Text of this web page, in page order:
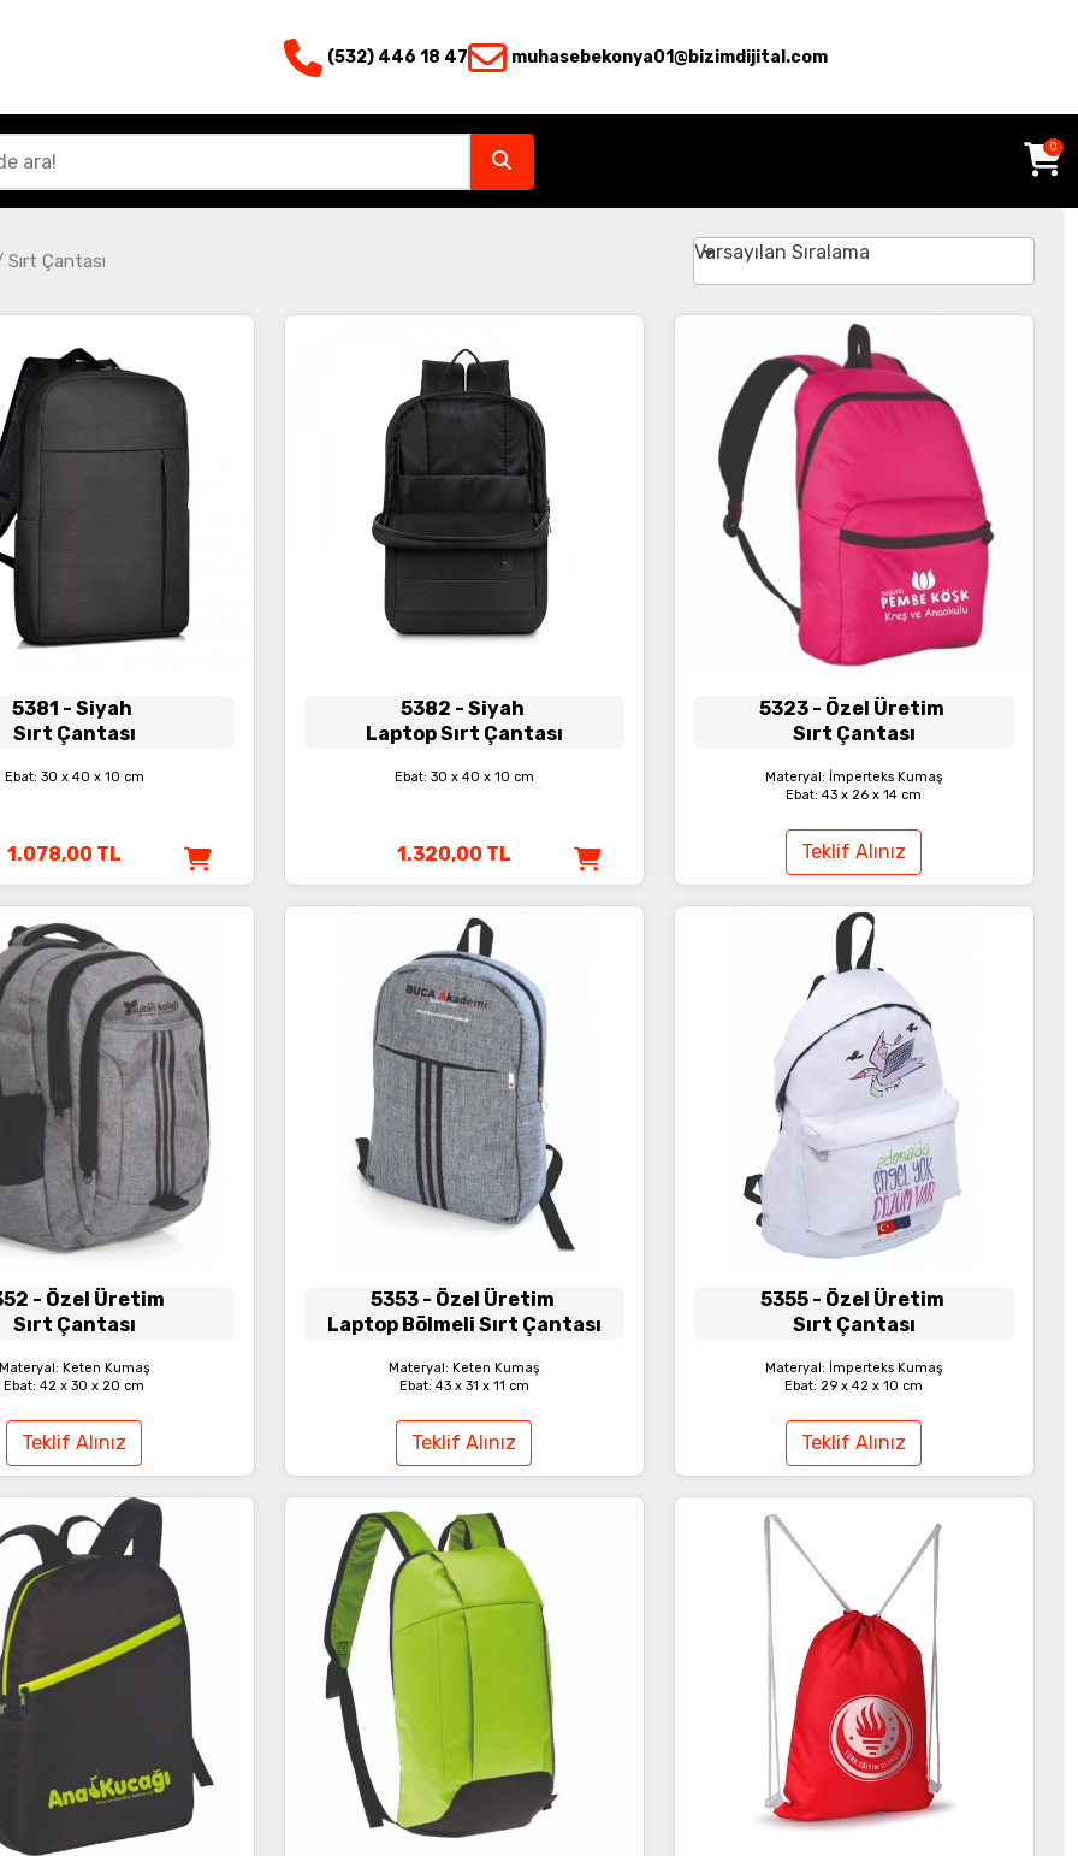
(532) 446 18 47 muhasebekonya01@bizimdijital.com
0
Sırt Çantası Varsayılan Sıralama
5381 - Siyah
Sırt Çantası
Ebat: 30 x 40 x 10 cm
1.078,00 TL
5382 - Siyah
Laptop Sırt Çantası
Ebat: 30 x 40 x 10 cm
1.320,00 TL
5323 - Özel Üretim
Sırt Çantası
Materyal: İmperteks Kumaş
Ebat: 43 x 26 x 14 cm
Teklif Alınız
- Özel Üretim
Sırt Çantası
Keten Kumaş
Ebat: 42 x 30 x 20 cm
Teklif Alınız
5353 - Özel Üretim
Laptop Bölmeli Sırt Çantası
Materyal: Keten Kumaş
Ebat: 43 x 31 x 11 cm
Teklif Alınız
5355 - Özel Üretim
Sırt Çantası
Materyal: İmperteks Kumaş
Ebat: 29 x 42 x 10 cm
Teklif Alınız